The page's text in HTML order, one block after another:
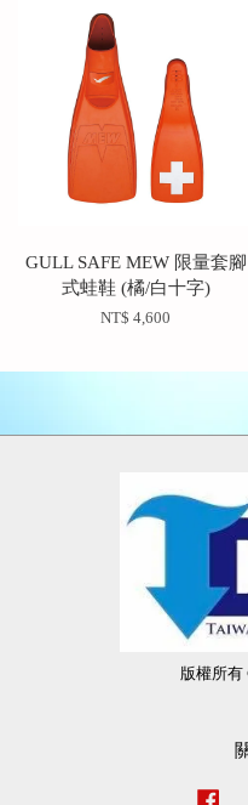
GULL SAFE MEW 限量套腳
式蛙鞋 (橘/白十字)
NT$ 4,600
版權所